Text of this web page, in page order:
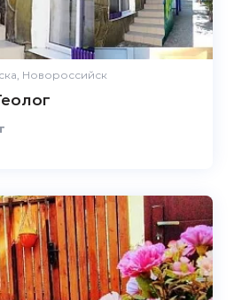
Новороссийск